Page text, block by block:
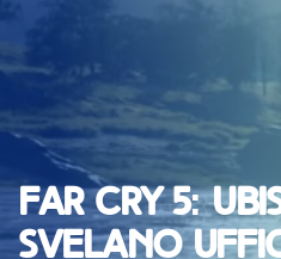
Far Cry 5:
svelano